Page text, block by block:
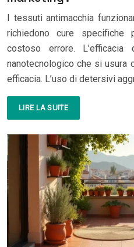
I tessuti antimacchia
richiedono cure
costoso errore. L’efficacia
nanotecnologico che si usura
efficacia. L’uso di detersivi
LIRE LA SUITE